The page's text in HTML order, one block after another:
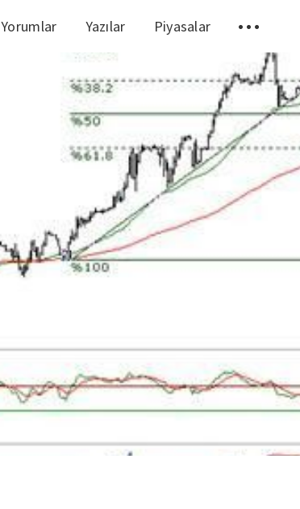
Yorumlar Yazılar Piyasalar